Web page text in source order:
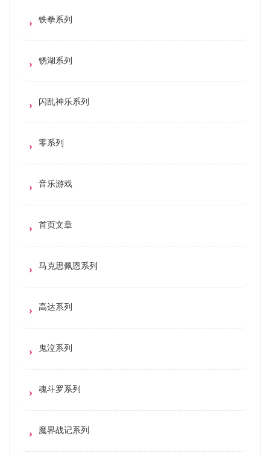
铁拳系列
锈湖系列
闪乱神乐系列
零系列
音乐游戏
首页文章
马克思佩恩系列
高达系列
鬼泣系列
魂斗罗系列
魔界战记系列